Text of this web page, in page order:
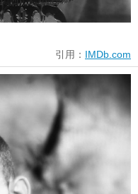
引用： IMDb.com